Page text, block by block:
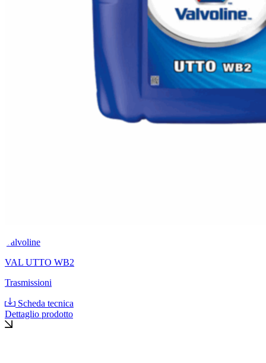
Valvoline
VAL UTTO WB2
Trasmissioni
Scheda tecnica
Dettaglio prodotto